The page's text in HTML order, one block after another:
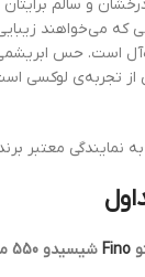
و سالم برایتان
که می‌خواهند
است. حس
از تجربه‌ی لوکسی
نمایندگی معتبر
Fino